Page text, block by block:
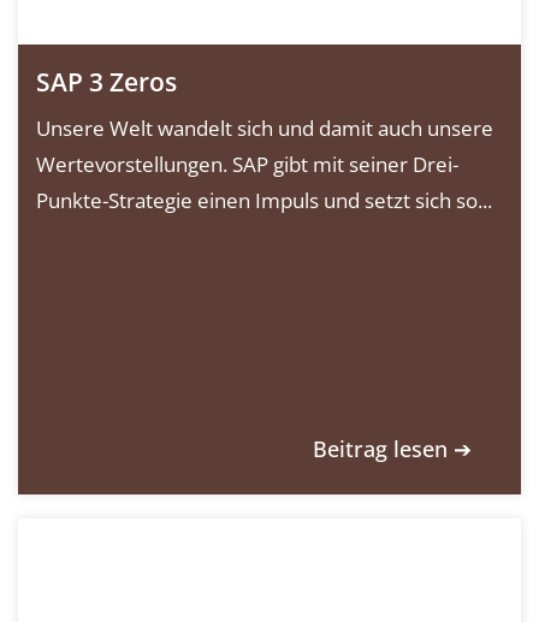
SAP 3 Zeros
Unsere Welt wandelt sich und damit auch unsere
Wertevorstellungen. SAP gibt mit seiner Drei-
Punkte-Strategie einen Impuls und setzt sich so...
Beitrag lesen ➔